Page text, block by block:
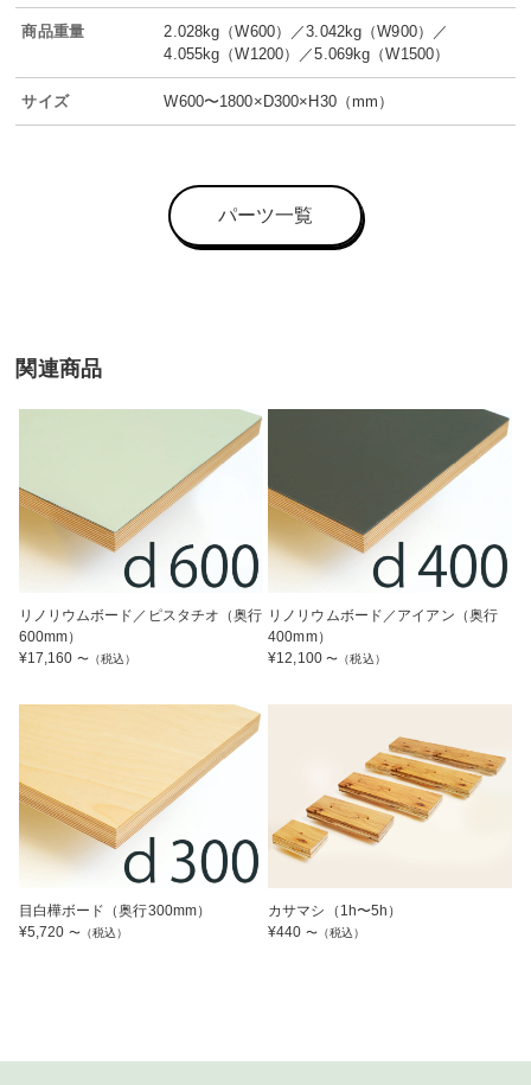
サ
（奥
300mm）
個
商品重量
2.028kg（W600）／3.042kg（W900）／
4.055kg（W1200）／5.069kg（W1500）
サイズ W600〜1800×D300×H30（mm）
パーツ一覧
関連商品
リノリウムボード／ピスタチオ（奥行
600mm）
¥17,160 〜（税込）
リノリウムボード／アイアン（奥行
400mm）
¥12,100 〜（税込）
目白樺ボード（奥行300mm）
¥5,720 〜（税込）
カサマシ（1h〜5h）
¥440 〜（税込）